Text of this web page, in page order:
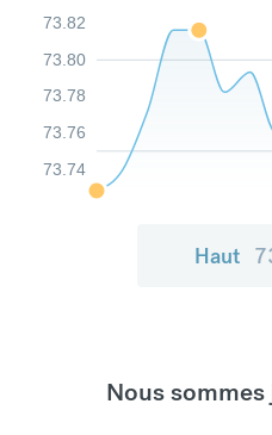
73.74
73.76
73.78
73.80
73.82
Haut
Nous